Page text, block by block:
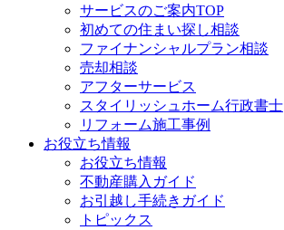
サービスのご案内TOP
初めての住まい探し相談
ファイナンシャルプラン相談
売却相談
アフターサービス
スタイリッシュホーム行政書士
リフォーム施工事例
お役立ち情報
お役立ち情報
不動産購入ガイド
お引越し手続きガイド
トピックス